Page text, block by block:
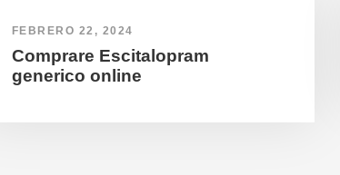
FEBRERO 22, 2024
Comprare Escitalopram
generico online